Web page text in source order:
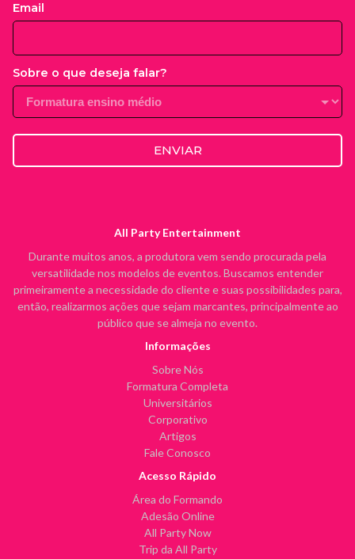
Email
Sobre o que deseja falar?
ENVIAR
All Party Entertainment
Durante muitos anos, a produtora vem sendo procurada pela
versatilidade nos modelos de eventos. Buscamos entender
primeiramente a necessidade do cliente e suas possibilidades para,
então, realizarmos ações que sejam marcantes, principalmente ao
público que se almeja no evento.
Informações
Sobre Nós
Formatura Completa
Universitários
Corporativo
Artigos
Fale Conosco
Acesso Rápido
Área do Formando
Adesão Online
All Party Now
Trip da All Party